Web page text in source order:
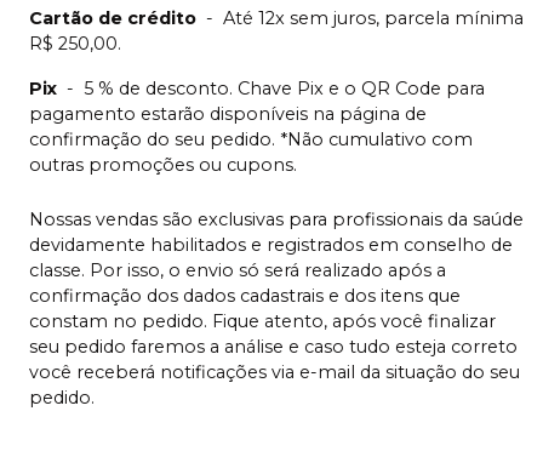
Cartão de crédito - Até 12x sem juros, parcela mínima
R$ 250,00.
Pix - 5 % de desconto. Chave Pix e o QR Code para
pagamento estarão disponíveis na página de
confirmação do seu pedido. *Não cumulativo com
outras promoções ou cupons.
Nossas vendas são exclusivas para profissionais da saúde
devidamente habilitados e registrados em conselho de
classe. Por isso, o envio só será realizado após a
confirmação dos dados cadastrais e dos itens que
constam no pedido. Fique atento, após você finalizar
seu pedido faremos a análise e caso tudo esteja correto
você receberá notificações via e-mail da situação do seu
pedido.